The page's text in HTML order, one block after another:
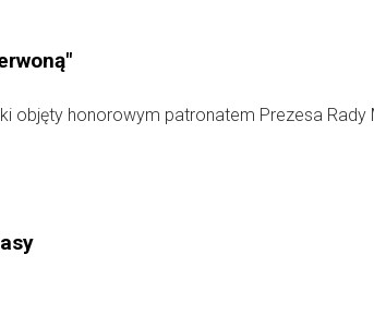
objęty honorowym patronatem Prezesa Rady